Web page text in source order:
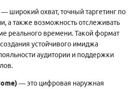
широкий охват, точный таргетинг по
а также возможность отслеживать
реального времени. Такой формат
устойчивого имиджа
аудитории и поддержки
— это цифровая наружная